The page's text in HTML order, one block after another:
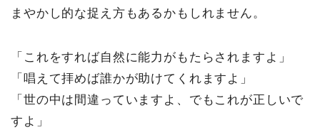
まやかし的な捉え方もあるかもしれません。
「これをすれば自然に能力がもたらされますよ」
「唱えて拝めば誰かが助けてくれますよ」
「世の中は間違っていますよ、でもこれが正しいで
すよ」